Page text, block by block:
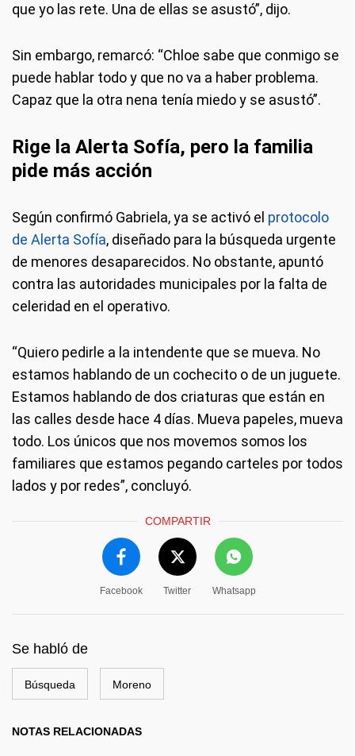
que yo las rete. Una de ellas se asustó”, dijo.
Sin embargo, remarcó: “Chloe sabe que conmigo se
puede hablar todo y que no va a haber problema.
Capaz que la otra nena tenía miedo y se asustó”.
Rige la Alerta Sofía, pero la familia
pide más acción
Según confirmó Gabriela, ya se activó el protocolo
de Alerta Sofía, diseñado para la búsqueda urgente
de menores desaparecidos. No obstante, apuntó
contra las autoridades municipales por la falta de
celeridad en el operativo.
“Quiero pedirle a la intendente que se mueva. No
estamos hablando de un cochecito o de un juguete.
Estamos hablando de dos criaturas que están en
las calles desde hace 4 días. Mueva papeles, mueva
todo. Los únicos que nos movemos somos los
familiares que estamos pegando carteles por todos
lados y por redes”, concluyó.
COMPARTIR
Facebook Twitter Whatsapp
Se habló de
Búsqueda Moreno
NOTAS RELACIONADAS